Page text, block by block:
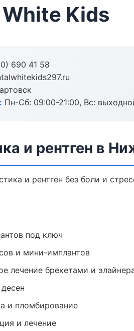
Kids
690 41 58
Пн-Сб: 09:00-21:00, Вс:
и рентген в
и рентген без боли и
под ключ
и мини-имплантов
лечение брекетами и
и пломбирование
и лечение